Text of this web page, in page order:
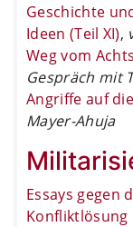
Geschichte
Ideen (Teil XI),
Weg vom
Gespräch mit
Angriffe auf
Mayer-Ahuja
Essays gegen
Konfliktlösung